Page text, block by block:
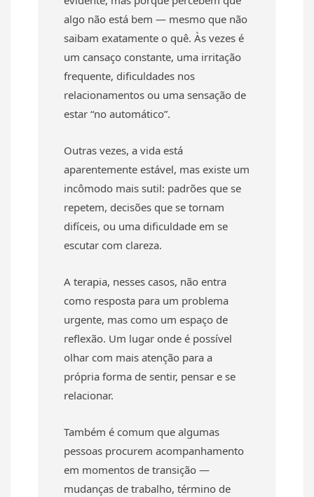
algo não está bem — mesmo que não
saibam exatamente o quê. Às vezes é
um cansaço constante, uma irritação
frequente, dificuldades nos
relacionamentos ou uma sensação de
estar “no automático”.
Outras vezes, a vida está
aparentemente estável, mas existe um
incômodo mais sutil: padrões que se
repetem, decisões que se tornam
difíceis, ou uma dificuldade em se
escutar com clareza.
A terapia, nesses casos, não entra
como resposta para um problema
urgente, mas como um espaço de
reflexão. Um lugar onde é possível
olhar com mais atenção para a
própria forma de sentir, pensar e se
relacionar.
Também é comum que algumas
pessoas procurem acompanhamento
em momentos de transição —
mudanças de trabalho, término de